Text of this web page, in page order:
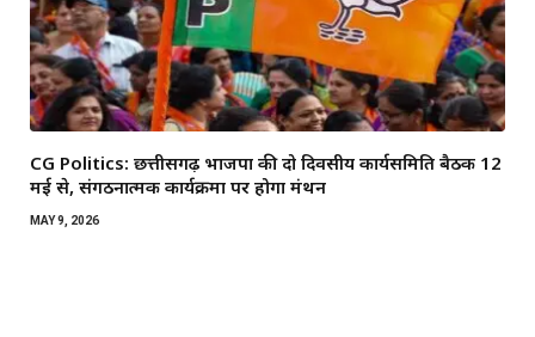
CG Politics: छत्तीसगढ़ भाजपा की दो दिवसीय कार्यसमिति बैठक 12
मई से, संगठनात्मक कार्यक्रमों पर होगा मंथन
MAY 9, 2026